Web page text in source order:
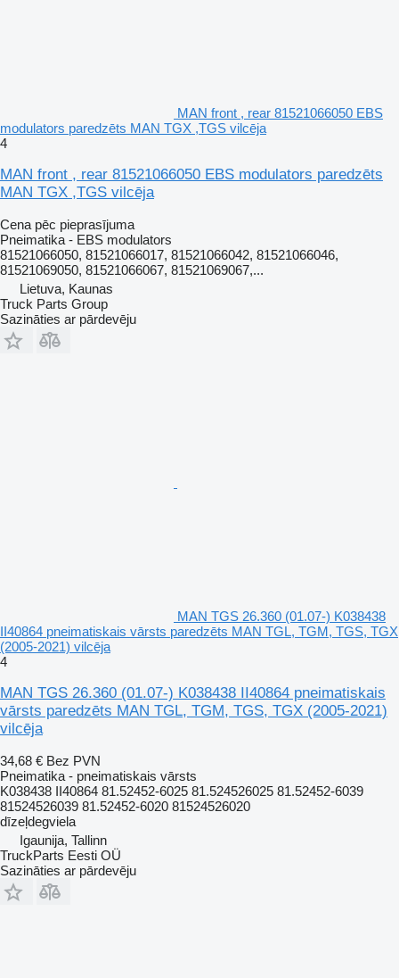
MAN front , rear 81521066050 EBS
modulators paredzēts MAN TGX ,TGS vilcēja
4
MAN front , rear 81521066050 EBS modulators paredzēts
MAN TGX ,TGS vilcēja
Cena pēc pieprasījuma
Pneimatika - EBS modulators
81521066050, 81521066017, 81521066042, 81521066046,
81521069050, 81521066067, 81521069067,...
Lietuva, Kaunas
Truck Parts Group
Sazināties ar pārdevēju
MAN TGS 26.360 (01.07-) K038438
II40864 pneimatiskais vārsts paredzēts MAN TGL, TGM, TGS, TGX
(2005-2021) vilcēja
4
MAN TGS 26.360 (01.07-) K038438 II40864 pneimatiskais
vārsts paredzēts MAN TGL, TGM, TGS, TGX (2005-2021)
vilcēja
34,68 € Bez PVN
Pneimatika - pneimatiskais vārsts
K038438 II40864 81.52452-6025 81.524526025 81.52452-6039
81524526039 81.52452-6020 81524526020
dīzeļdegviela
Igaunija, Tallinn
TruckParts Eesti OÜ
Sazināties ar pārdevēju